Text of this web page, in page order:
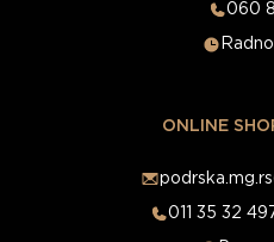
060
ONLINE
011 35 32